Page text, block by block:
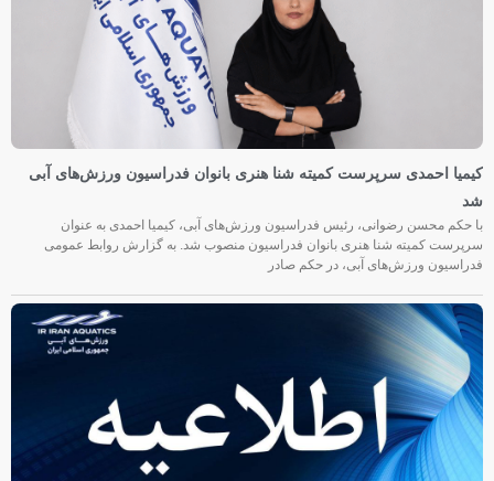
کیمیا احمدی سرپرست کمیته شنا هنری بانوان فدراسیون ورزش‌های آبی
شد
با حکم محسن رضوانی، رئیس فدراسیون ورزش‌های آبی، کیمیا احمدی به عنوان
سرپرست کمیته شنا هنری بانوان فدراسیون منصوب شد. به گزارش روابط عمومی
فدراسیون ورزش‌های آبی، در حکم صادر